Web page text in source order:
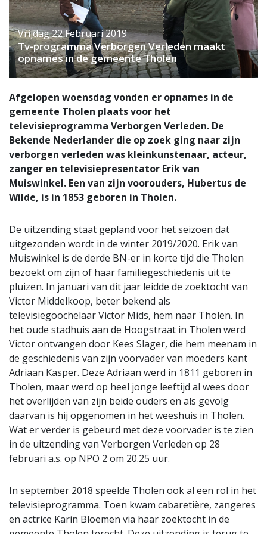
Vrijdag 22 Februari 2019
Tv-programma Verborgen Verleden maakt
opnames in de gemeente Tholen
Afgelopen woensdag vonden er opnames in de
gemeente Tholen plaats voor het
televisieprogramma Verborgen Verleden. De
Bekende Nederlander die op zoek ging naar zijn
verborgen verleden was kleinkunstenaar, acteur,
zanger en televisiepresentator Erik van
Muiswinkel. Een van zijn voorouders, Hubertus de
Wilde, is in 1853 geboren in Tholen.
De uitzending staat gepland voor het seizoen dat
uitgezonden wordt in de winter 2019/2020. Erik van
Muiswinkel is de derde BN-er in korte tijd die Tholen
bezoekt om zijn of haar familiegeschiedenis uit te
pluizen. In januari van dit jaar leidde de zoektocht van
Victor Middelkoop, beter bekend als
televisiegoochelaar Victor Mids, hem naar Tholen. In
het oude stadhuis aan de Hoogstraat in Tholen werd
Victor ontvangen door Kees Slager, die hem meenam in
de geschiedenis van zijn voorvader van moeders kant
Adriaan Kasper. Deze Adriaan werd in 1811 geboren in
Tholen, maar werd op heel jonge leeftijd al wees door
het overlijden van zijn beide ouders en als gevolg
daarvan is hij opgenomen in het weeshuis in Tholen.
Wat er verder is gebeurd met deze voorvader is te zien
in de uitzending van Verborgen Verleden op 28
februari a.s. op NPO 2 om 20.25 uur.
In september 2018 speelde Tholen ook al een rol in het
televisieprogramma. Toen kwam cabaretière, zangeres
en actrice Karin Bloemen via haar zoektocht in de